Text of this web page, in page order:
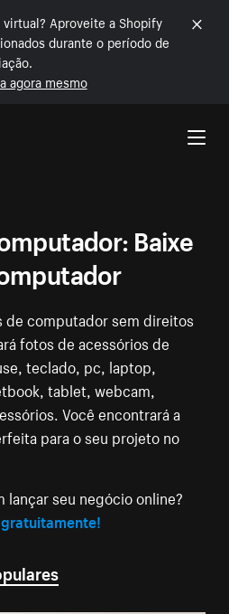
Aproveite a Shopify
durante o período de
agora mesmo
Baixe
de computador sem direitos
fotos de acessórios de
teclado, pc, laptop,
tablet, webcam,
Você encontrará a
para o seu projeto no
lançar seu negócio online?